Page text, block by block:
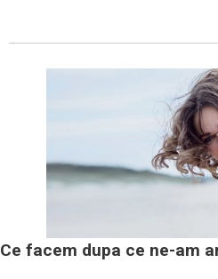
Ce facem dupa ce ne-am